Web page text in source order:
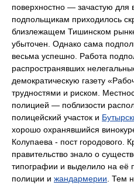
поверхностно — зачастую для
подпольщикам приходилось
близлежащем Тишинском
убыточен. Однако сама
весьма успешно. Работа
распространявших
демократическую газету
трудностями и риском.
полицией — поблизости
полицейский участок и
хорошо охранявшийся
Колупаева - пост городового.
правительство знало о
типографии и выделило на её
полиции и жандармерии . Тем